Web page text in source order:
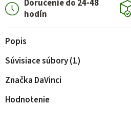
Doručenie do 24-48
hodín
Popis
Súvisiace súbory (1)
Značka DaVinci
Hodnotenie